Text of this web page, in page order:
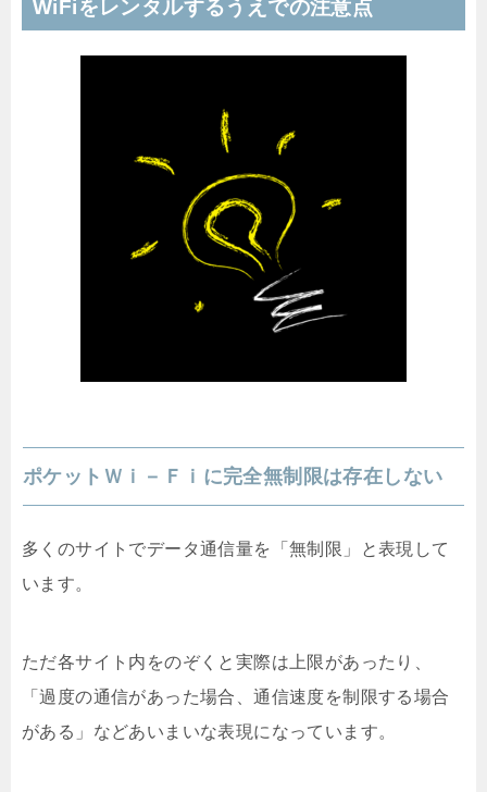
WiFiをレンタルするうえでの注意点
ポケットＷｉ－Ｆｉに完全無制限は存在しない
多くのサイトでデータ通信量を「無制限」と表現して
います。
ただ各サイト内をのぞくと実際は上限があったり、
「過度の通信があった場合、通信速度を制限する場合
がある」などあいまいな表現になっています。